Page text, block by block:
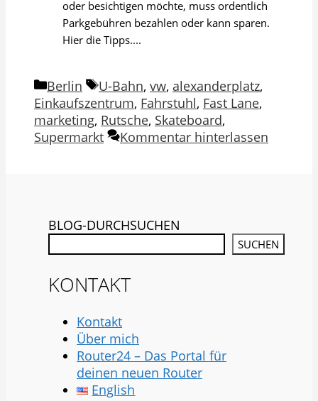
oder besichtigen möchte, muss ordentlich
Parkgebühren bezahlen oder kann sparen.
Hier die Tipps....
Kategorien
Berlin Schlagwörter
U-Bahn, vw, alexanderplatz,
Einkaufszentrum, Fahrstuhl, Fast Lane,
marketing, Rutsche, Skateboard,
Supermarkt
Kommentar hinterlassen
BLOG-DURCHSUCHEN
SUCHEN
KONTAKT
Kontakt
Über mich
Router24 – Das Portal für
deinen neuen Router
English